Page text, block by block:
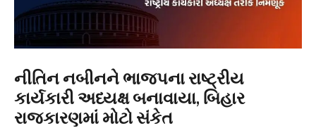
નીતિન નબીનને ભાજપના રાષ્ટ્રીય
કાર્યકારી અધ્યક્ષ બનાવાયા, બિહાર
રાજકારણમાં મોટો સંકેત